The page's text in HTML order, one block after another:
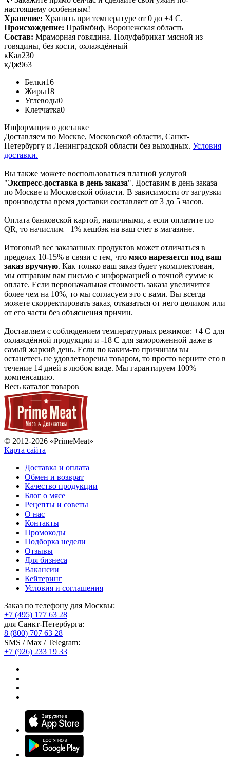
настоящему особенным!
Хранение: Хранить при температуре от 0 до +4 С.
Происхождение: Праймбиф, Воронежская область
Состав: Мраморная говядина. Полуфабрикат мясной из
говядины, без кости, охлаждённый
кКал230
кДж963
Белки16
Жиры18
Углеводы0
Клетчатка0
Информация о доставке
Доставляем по Москве, Московской области, Санкт-
Петербургу и Ленинградской области без выходных. Условия
доставки.
Вы также можете воспользоваться платной услугой
"Экспресс-доставка в день заказа". Доставим в день заказа
по Москве и Московской области. В зависимости от загрузки
производства время доставки составляет от 3 до 5 часов.
Оплата банковской картой, наличными, а если оплатите по
QR, то начислим +1% кешбэк на ваш счет в магазине.
Итоговый вес заказанных продуктов может отличаться в
пределах 10-15% в связи с тем, что мясо нарезается под ваш
заказ вручную. Как только ваш заказ будет укомплектован,
мы отправим вам письмо с информацией о точной сумме к
оплате. Если первоначальная стоимость заказа увеличится
более чем на 10%, то мы согласуем это с вами. Вы всегда
можете скорректировать заказ, отказаться от него целиком или
от его части без объяснения причин.
Доставляем с соблюдением температурных режимов: +4 С для
охлаждённой продукции и -18 С для замороженной даже в
самый жаркий день. Если по каким-то причинам вы
останетесь не удовлетворены товаром, то просто верните его в
течение 14 дней в любом виде. Мы гарантируем 100%
компенсацию.
Весь каталог товаров
© 2012-2026 «PrimeMeat»
Карта сайта
Доставка и оплата
Обмен и возврат
Качество продукции
Блог о мясе
Рецепты и советы
О нас
Контакты
Промокоды
Подборка недели
Отзывы
Для бизнеса
Вакансии
Кейтеринг
Условия и соглашения
Заказ по телефону для Москвы:
+7 (495) 177 63 28
для Санкт-Петербурга:
8 (800) 707 63 28
SMS / Max / Telegram:
+7 (926) 233 19 33